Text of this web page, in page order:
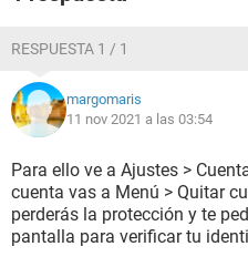
RESPUESTA 1 / 1
margomaris
11 nov 2021 a las 03:54
Para ello ve a Ajustes >
cuenta vas a Menú > Quitar
perderás la protección y te
pantalla para verificar tu